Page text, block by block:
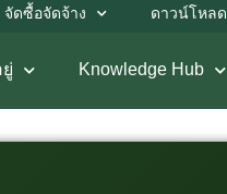
จัดซื้อจัดจ้าง ดาวน์โหลด
Knowledge Hub